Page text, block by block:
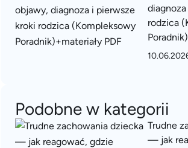
rodzica
Podobne w kategorii
Trudne
— jak